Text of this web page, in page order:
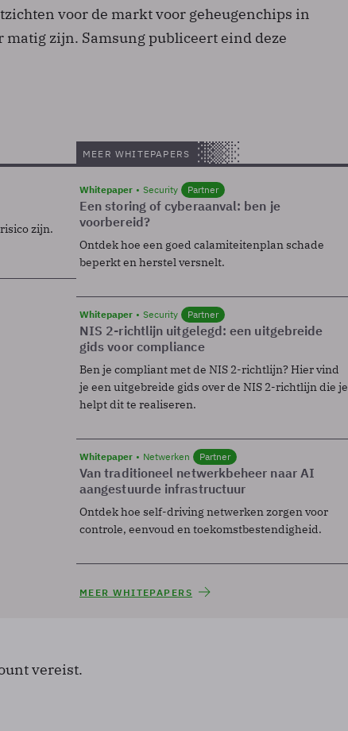
voor de markt voor geheugenchips in
matig zijn. Samsung publiceert eind deze
zijn.
MEER WHITEPAPERS
Whitepaper Security Partner
Een storing of cyberaanval: ben je
voorbereid?
Ontdek hoe een goed calamiteitenplan schade
beperkt en herstel versnelt.
Whitepaper Security Partner
NIS 2-richtlijn uitgelegd: een uitgebreide
gids voor compliance
Ben je compliant met de NIS 2-richtlijn? Hier vind
je een uitgebreide gids over de NIS 2-richtlijn die je
helpt dit te realiseren.
Whitepaper Netwerken Partner
Van traditioneel netwerkbeheer naar AI
aangestuurde infrastructuur
Ontdek hoe self-driving netwerken zorgen voor
controle, eenvoud en toekomstbestendigheid.
MEER WHITEPAPERS
vereist.